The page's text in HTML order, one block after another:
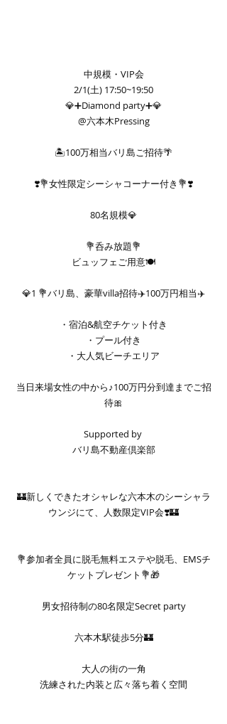
中規模・VIP会
2/1(土) 17:50~19:50
💎➕Diamond party➕💎
@六本木Pressing
🏝️100万相当バリ島ご招待🌴
❣️💐女性限定シーシャコーナー付き💐❣️
80名規模💎
💐呑み放題💐
ビュッフェご用意🍽️
💎1 💐バリ島、豪華villa招待✈️100万円相当✈️
・宿泊&航空チケット付き
・プール付き
・大人気ビーチエリア
当日来場女性の中から♪100万円分到達までご招
待🎀
Supported by
バリ島不動産倶楽部
🏰新しくできたオシャレな六本木のシーシャラ
ウンジにて、人数限定VIP会❣️🏰
💐参加者全員に脱毛無料エステや脱毛、EMSチ
ケットプレゼント💐🎁
男女招待制の80名限定Secret party
六本木駅徒歩5分🏰
大人の街の一角
洗練された内装と広々落ち着く空間